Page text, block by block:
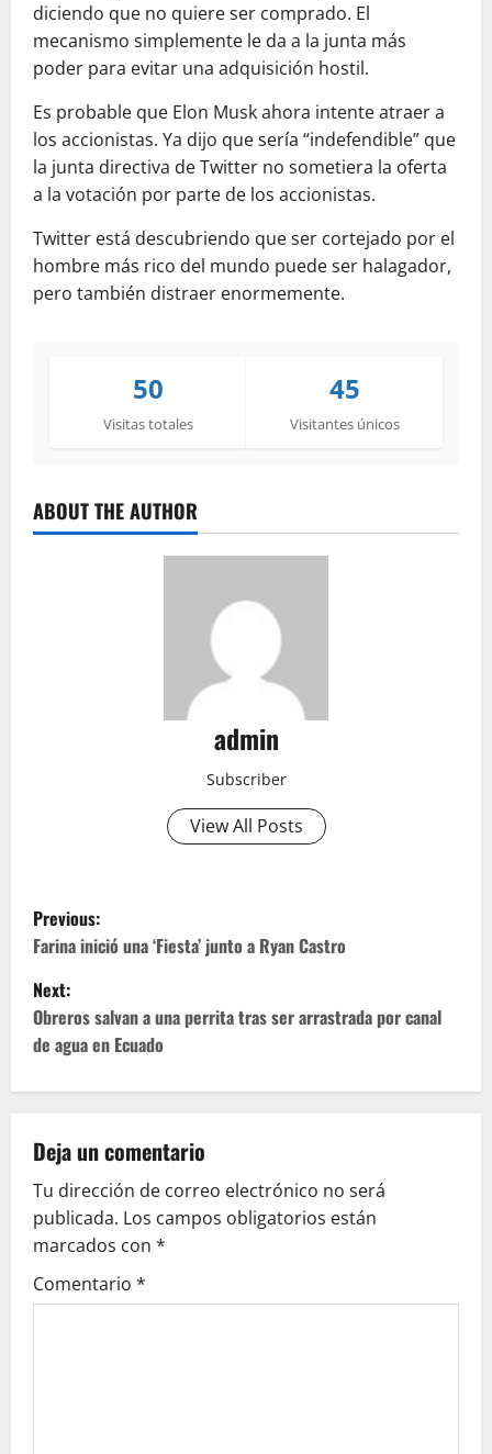
diciendo que no quiere ser comprado. El
mecanismo simplemente le da a la junta más
poder para evitar una adquisición hostil.
Es probable que Elon Musk ahora intente atraer a
los accionistas. Ya dijo que sería “indefendible” que
la junta directiva de Twitter no sometiera la oferta
a la votación por parte de los accionistas.
Twitter está descubriendo que ser cortejado por el
hombre más rico del mundo puede ser halagador,
pero también distraer enormemente.
50
Visitas totales
45
Visitantes únicos
ABOUT THE AUTHOR
admin
Subscriber
View All Posts
P
o
s
t
n
a
v
i
g
Previous:
Farina inició una ‘Fiesta’ junto a Ryan Castro
Next:
Obreros salvan a una perrita tras ser arrastrada por canal
de agua en Ecuado
Deja un comentario
Tu dirección de correo electrónico no será
publicada. Los campos obligatorios están
marcados con *
Comentario *